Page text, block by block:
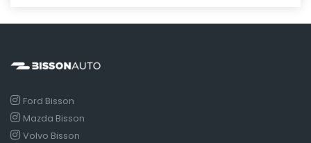
Ford Bisson
Mazda Bisson
Volvo Bisson